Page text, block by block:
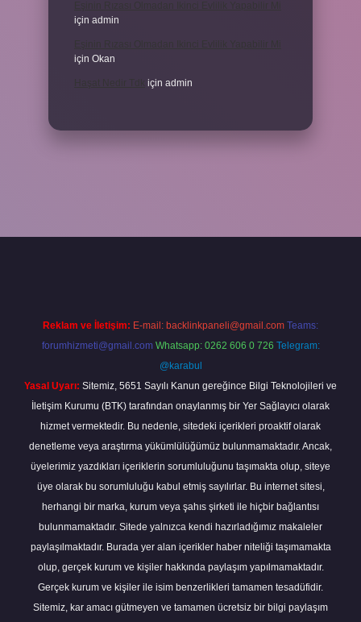
için admin
için Okan
için admin
Reklam ve İletişim: E-mail: backlinkpaneli@gmail.com Teams:
forumhizmeti@gmail.com Whatsapp: 0262 606 0 726 Telegram:
@karabul
Yasal Uyarı: Sitemiz, 5651 Sayılı Kanun gereğince Bilgi Teknolojileri ve
İletişim Kurumu (BTK) tarafından onaylanmış bir Yer Sağlayıcı olarak
hizmet vermektedir. Bu nedenle, sitedeki içerikleri proaktif olarak
denetleme veya araştırma yükümlülüğümüz bulunmamaktadır. Ancak,
üyelerimiz yazdıkları içeriklerin sorumluluğunu taşımakta olup, siteye
üye olarak bu sorumluluğu kabul etmiş sayılırlar. Bu internet sitesi,
herhangi bir marka, kurum veya şahıs şirketi ile hiçbir bağlantısı
bulunmamaktadır. Sitede yalnızca kendi hazırladığımız makaleler
paylaşılmaktadır. Burada yer alan içerikler haber niteliği taşımamakta
olup, gerçek kurum ve kişiler hakkında paylaşım yapılmamaktadır.
Gerçek kurum ve kişiler ile isim benzerlikleri tamamen tesadüfidir.
Sitemiz, kar amacı gütmeyen ve tamamen ücretsiz bir bilgi paylaşım